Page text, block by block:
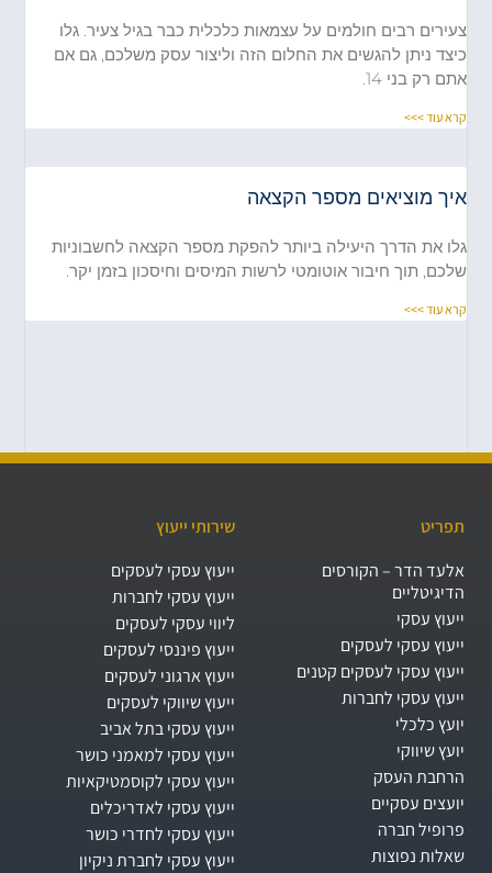
צעירים רבים חולמים על עצמאות כלכלית כבר בגיל צעיר. גלו
כיצד ניתן להגשים את החלום הזה וליצור עסק משלכם, גם אם
אתם רק בני 14.
קרא עוד >>>
איך מוציאים מספר הקצאה
גלו את הדרך היעילה ביותר להפקת מספר הקצאה לחשבוניות
שלכם, תוך חיבור אוטומטי לרשות המיסים וחיסכון בזמן יקר.
קרא עוד >>>
תפריט
אלעד הדר – הקורסים
הדיגיטליים
ייעוץ עסקי
ייעוץ עסקי לעסקים
ייעוץ עסקי לעסקים קטנים
ייעוץ עסקי לחברות
יועץ כלכלי
יועץ שיווקי
הרחבת העסק​
יועצים עסקיים
פרופיל חברה
שאלות נפוצות
שירותי ייעוץ
ייעוץ עסקי לעסקים
ייעוץ עסקי לחברות
ליווי עסקי לעסקים
ייעוץ פיננסי לעסקים
ייעוץ ארגוני לעסקים
ייעוץ שיווקי לעסקים
ייעוץ עסקי בתל אביב
ייעוץ עסקי למאמני כושר
ייעוץ עסקי לקוסמטיקאיות
ייעוץ עסקי לאדריכלים
ייעוץ עסקי לחדרי כושר
ייעוץ עסקי לחברת ניקיון